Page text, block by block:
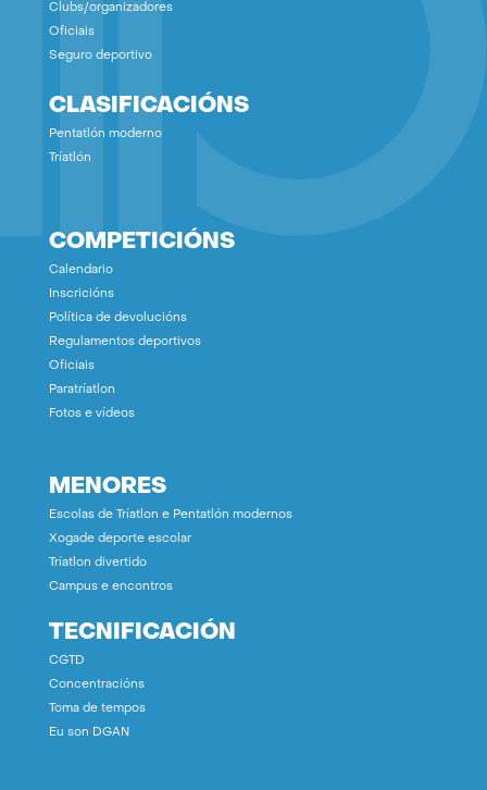
Clubs/organizadores
Oficiais
Seguro deportivo
CLASIFICACIÓNS
Pentatlón moderno
Tríatlón
COMPETICIÓNS
Calendario
Inscricións
Política de devolucións
Regulamentos deportivos
Oficiais
Paratríatlon
Fotos e vídeos
MENORES
Escolas de Tríatlon e Pentatlón modernos
Xogade deporte escolar
Tríatlon divertido
Campus e encontros
TECNIFICACIÓN
CGTD
Concentracións
Toma de tempos
Eu son DGAN